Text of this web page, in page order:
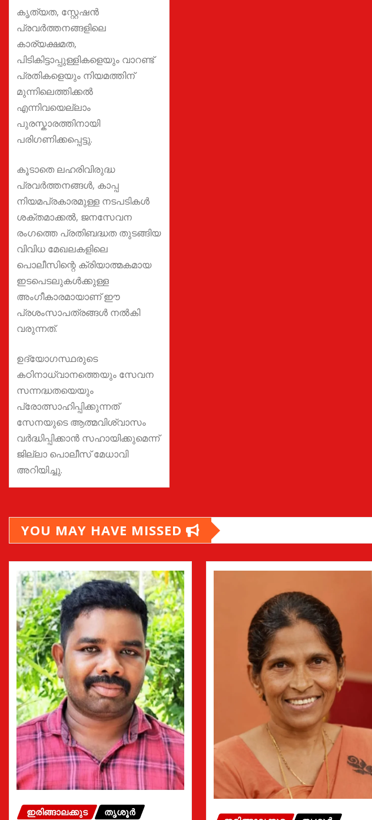
കൃത്യത, സ്റ്റേഷൻ
പ്രവർത്തനങ്ങളിലെ
കാര്യക്ഷമത,
പിടികിട്ടാപ്പുള്ളികളെയും വാറണ്ട്
പ്രതികളെയും നിയമത്തിന്
മുന്നിലെത്തിക്കൽ
എന്നിവയെല്ലാം
പുരസ്കാരത്തിനായി
പരിഗണിക്കപ്പെട്ടു.
കൂടാതെ ലഹരിവിരുദ്ധ
പ്രവർത്തനങ്ങൾ, കാപ്പ
നിയമപ്രകാരമുള്ള നടപടികൾ
ശക്തമാക്കൽ, ജനസേവന
രംഗത്തെ പ്രതിബദ്ധത തുടങ്ങിയ
വിവിധ മേഖലകളിലെ
പൊലീസിന്റെ ക്രിയാത്മകമായ
ഇടപെടലുകൾക്കുള്ള
അംഗീകാരമായാണ് ഈ
പ്രശംസാപത്രങ്ങൾ നൽകി
വരുന്നത്.
ഉദ്യോഗസ്ഥരുടെ
കഠിനാധ്വാനത്തെയും സേവന
സന്നദ്ധതയെയും
പ്രോത്സാഹിപ്പിക്കുന്നത്
സേനയുടെ ആത്മവിശ്വാസം
വർദ്ധിപ്പിക്കാൻ സഹായിക്കുമെന്ന്
ജില്ലാ പൊലീസ് മേധാവി
അറിയിച്ചു.
YOU MAY HAVE MISSED
ഇരിങ്ങാലക്കുട തൃശൂർ